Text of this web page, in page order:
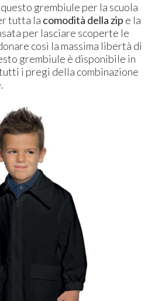
questo grembiule per la scuola
tutta la comodità della zip e la
per lasciare scoperte le
così la massima libertà di
grembiule è disponibile in
i pregi della combinazione